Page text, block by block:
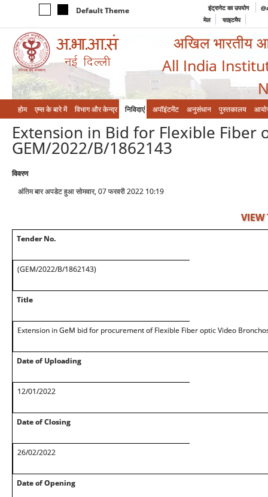
Default Theme इंट्रानेट का उपयोग
मेल
साइटमैप
अखिल भारतीय
All India
होम एम्‍स के बारे में विभाग और केन्‍द्र निविदाएं अपॉइंटमेंट अनुसंधान पुस्तकालय
Extension in Bid for Flexible Fiber
GEM/2022/B/1862143
विवरण
अंतिम बार अपडेट हुआ सोमवार, 07 फरवरी 2022 10:19
VIEW
Tender No.
(GEM/2022/B/1862143)
Title
Extension in GeM bid for procurement of Flexible Fiber optic Video
Date of Uploading
12/01/2022
Date of Closing
26/02/2022
Date of Opening